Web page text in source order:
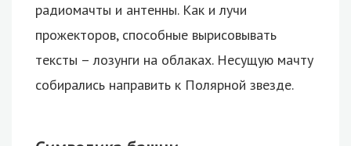
радиомачты и антенны. Как и лучи
прожекторов, способные вырисовывать
тексты – лозунги на облаках. Несущую мачту
собирались направить к Полярной звезде.